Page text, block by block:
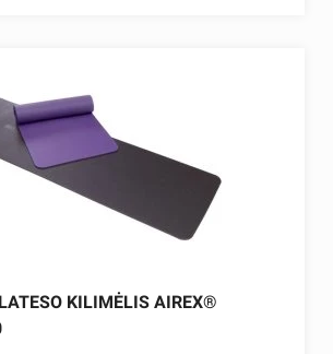
KILIMĖLIS AIREX®